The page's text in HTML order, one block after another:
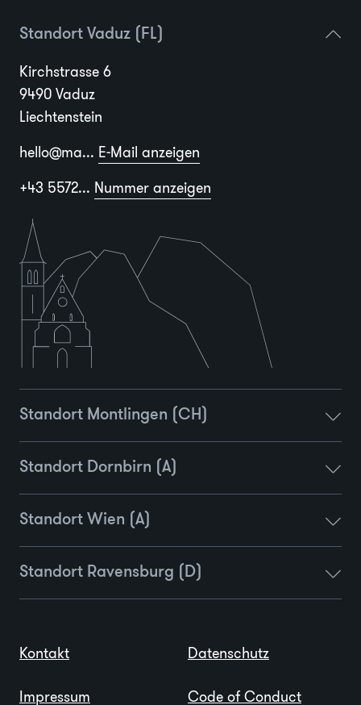
Standort Vaduz (FL)
Kirchstrasse 6
9490 Vaduz
Liechtenstein
hello@ma... E-Mail anzeigen
+43 5572... Nummer anzeigen
Standort Montlingen (CH)
Standort Dornbirn (A)
Standort Wien (A)
Standort Ravensburg (D)
Kontakt
Impressum
Datenschutz
Code of Conduct